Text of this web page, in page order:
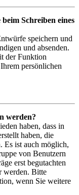
Schreiben eines
speichern und
und absenden.
der Funktion
persönlichen
werden?
haben, dass in
haben, die
Es ist auch möglich,
von Benutzern
erst begutachten
werden. Bitte
wenn Sie weitere